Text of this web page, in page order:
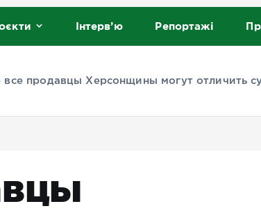
Інтерв’ю Репортажі
все продавцы Херсонщины могут отличить